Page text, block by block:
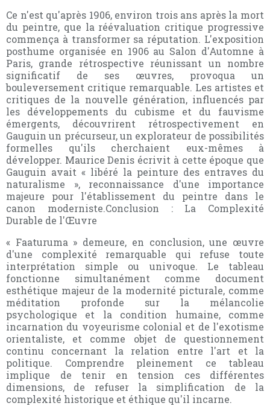
Ce n'est qu'après 1906, environ trois ans après la mort
du peintre, que la réévaluation critique progressive
commença à transformer sa réputation. L'exposition
posthume organisée en 1906 au Salon d'Automne à
Paris, grande rétrospective réunissant un nombre
significatif de ses œuvres, provoqua un
bouleversement critique remarquable. Les artistes et
critiques de la nouvelle génération, influencés par
les développements du cubisme et du fauvisme
émergents, découvrirent rétrospectivement en
Gauguin un précurseur, un explorateur de possibilités
formelles qu'ils cherchaient eux-mêmes à
développer. Maurice Denis écrivit à cette époque que
Gauguin avait « libéré la peinture des entraves du
naturalisme », reconnaissance d'une importance
majeure pour l'établissement du peintre dans le
canon moderniste.Conclusion : La Complexité
Durable de l'Œuvre
« Faaturuma » demeure, en conclusion, une œuvre
d'une complexité remarquable qui refuse toute
interprétation simple ou univoque. Le tableau
fonctionne simultanément comme document
esthétique majeur de la modernité picturale, comme
méditation profonde sur la mélancolie
psychologique et la condition humaine, comme
incarnation du voyeurisme colonial et de l'exotisme
orientaliste, et comme objet de questionnement
continu concernant la relation entre l'art et la
politique. Comprendre pleinement ce tableau
implique de tenir en tension ces différentes
dimensions, de refuser la simplification de la
complexité historique et éthique qu'il incarne.